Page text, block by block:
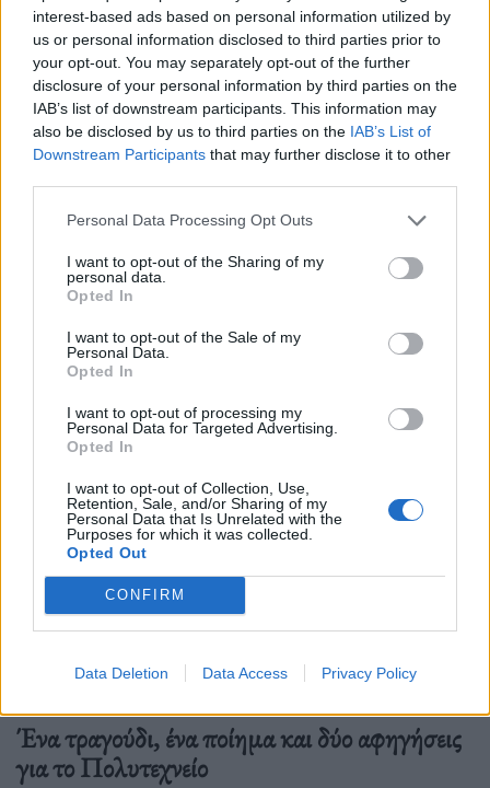
interest-based ads based on personal information utilized by
us or personal information disclosed to third parties prior to
your opt-out. You may separately opt-out of the further
disclosure of your personal information by third parties on the
IAB’s list of downstream participants. This information may
also be disclosed by us to third parties on the IAB’s List of
Downstream Participants that may further disclose it to other
Personal Data Processing Opt Outs
I want to opt-out of the Sharing of my
personal data.
Opted In
I want to opt-out of the Sale of my
Personal Data.
Opted In
I want to opt-out of processing my
Personal Data for Targeted Advertising.
Opted In
I want to opt-out of Collection, Use,
Retention, Sale, and/or Sharing of my
Personal Data that Is Unrelated with the
Purposes for which it was collected.
Opted Out
CONFIRM
Data Deletion Data Access Privacy Policy
Ο Αργύρης, τώρα, χαμογελά…
Μια ηχογραφία του Αργύρη Ζήλου.
Ένα τραγούδι, ένα ποίημα και δύο αφηγήσεις
για το Πολυτεχνείο